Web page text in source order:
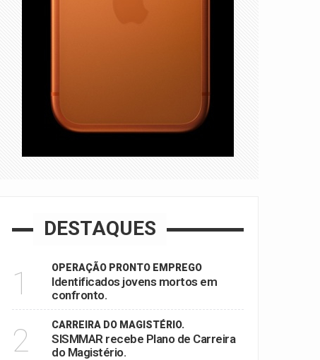
DESTAQUES
1 OPERAÇÃO PRONTO EMPREGO
Identificados jovens mortos em
confronto.
2 CARREIRA DO MAGISTÉRIO.
SISMMAR recebe Plano de Carreira
do Magistério.